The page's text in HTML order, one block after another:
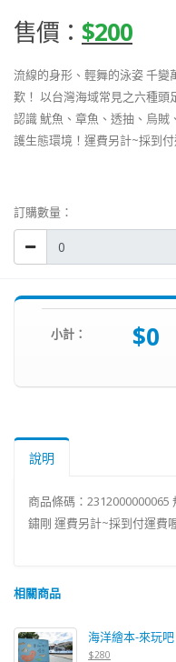
售價： $200
流線的身形、輕舞的泳姿 千變
歎！ 以台灣海域常見之六種頭
認識 魷魚、章魚、透抽、烏賊
護生態環境！運費另計~採到
訂購數量：
小計： $0
說明
商品條碼：
鏽剛 運費另計~採到付運費
相關商品
海洋繪本-來玩
$280